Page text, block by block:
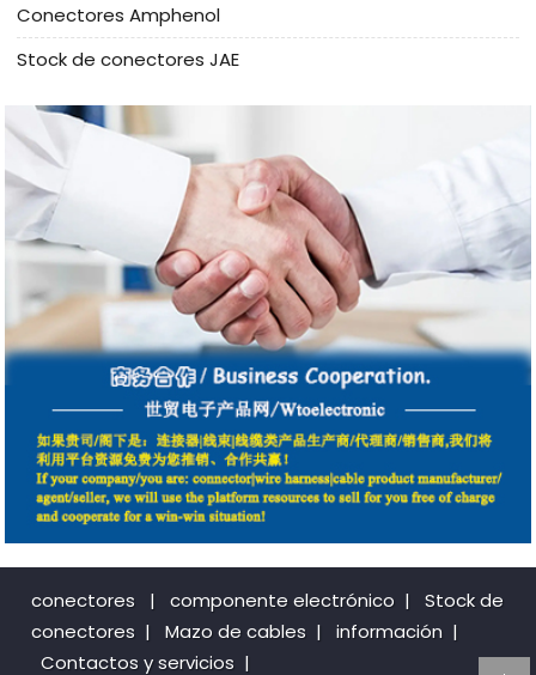
Conectores Amphenol
Stock de conectores JAE
conectores | componente electrónico |
Stock de
conectores | Mazo de cables | información |
Contactos y servicios |